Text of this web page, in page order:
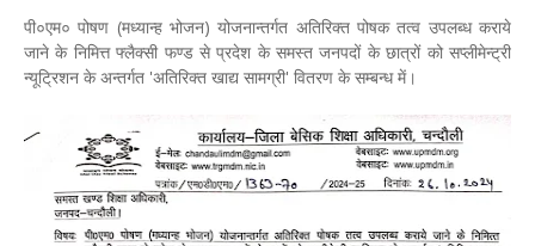
पी०एम० पोषण (मध्यान्ह भोजन) योजनान्तर्गत अतिरिक्त पोषक तत्व उपलब्ध कराये
जाने के निमित्त फ्लैक्सी फण्ड से प्रदेश के समस्त जनपदों के छात्रों को सप्लीमेन्ट्री
न्यूट्रिशन के अन्तर्गत 'अतिरिक्त खाद्य सामग्री' वितरण के सम्बन्ध में।